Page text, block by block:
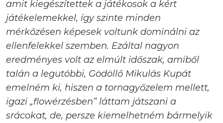
amit kiegészítettek a játékosok a kért
játékelemekkel, így szinte minden
mérkőzésen képesek voltunk dominálni az
ellenfelekkel szemben. Ezáltal nagyon
eredményes volt az elmúlt időszak, amiből
talán a legutóbbi, Gödöllő Mikulás Kupát
emelném ki, hiszen a tornagyőzelem mellett,
igazi „flowérzésben” láttam játszani a
srácokat, de, persze kiemelhetném bármelyik